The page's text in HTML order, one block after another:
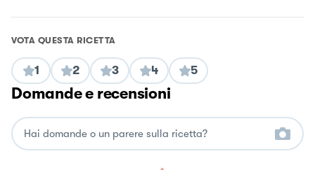
VOTA QUESTA RICETTA
1 2 3 4 5
Domande e recensioni